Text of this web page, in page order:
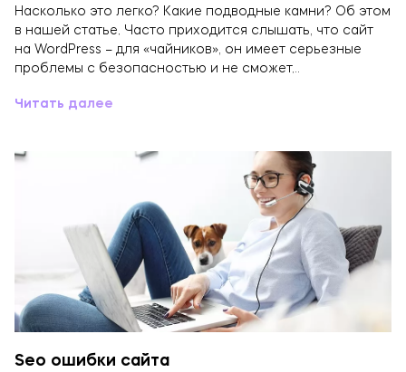
Насколько это легко? Какие подводные камни? Об этом
в нашей статье. Часто приходится слышать, что сайт
на WordPress – для «чайников», он имеет серьезные
проблемы с безопасностью и не сможет…
Читать далее
Seo ошибки сайта